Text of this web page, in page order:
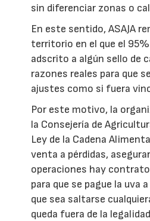
sin diferenciar zonas o
En este sentido, ASAJA
territorio en el que el
adscrito a algún sello de
razones reales para que
ajustes como si fuera
Por este motivo, la
la Consejería de
Ley de la Cadena
venta a pérdidas,
operaciones hay
para que se pague la uva
que sea saltarse
queda fuera de la